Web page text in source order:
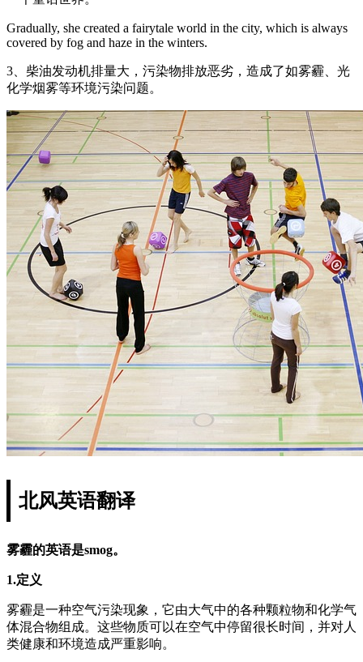
Gradually, she created a fairytale world in the city, which is always
covered by fog and haze in the winters.
3、柴油发动机排量大，污染物排放恶劣，造成了如雾霾、光
化学烟雾等环境污染问题。
北风英语翻译
雾霾的英语是smog。
1.定义
雾霾是一种空气污染现象，它由大气中的各种颗粒物和化学气
体混合物组成。这些物质可以在空气中停留很长时间，并对人
类健康和环境造成严重影响。